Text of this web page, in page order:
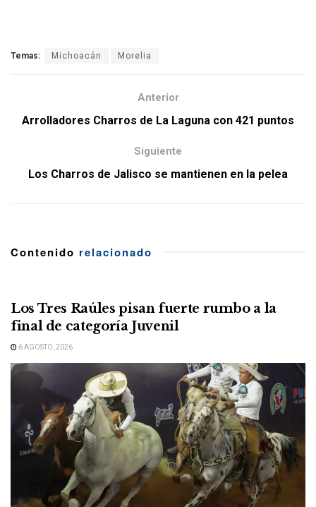
Temas: Michoacán Morelia
Anterior
Arrolladores Charros de La Laguna con 421 puntos
Siguiente
Los Charros de Jalisco se mantienen en la pelea
Contenido relacionado
Los Tres Raúles pisan fuerte rumbo a la
final de categoría Juvenil
6 AGOSTO, 2026